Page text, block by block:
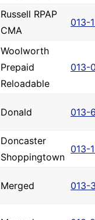
Russell RPAP
CMA
013-
Woolworth
Prepaid
Reloadable
013-
Donald 013-
Doncaster
Shoppingtown
013-
Merged 013-